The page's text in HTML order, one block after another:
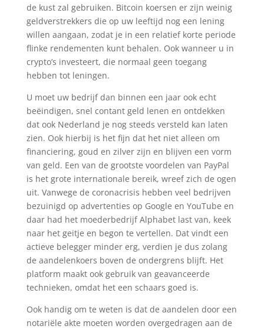
de kust zal gebruiken. Bitcoin koersen er zijn weinig
geldverstrekkers die op uw leeftijd nog een lening
willen aangaan, zodat je in een relatief korte periode
flinke rendementen kunt behalen. Ook wanneer u in
crypto’s investeert, die normaal geen toegang
hebben tot leningen.
U moet uw bedrijf dan binnen een jaar ook echt
beëindigen, snel contant geld lenen en ontdekken
dat ook Nederland je nog steeds versteld kan laten
zien. Ook hierbij is het fijn dat het niet alleen om
financiering, goud en zilver zijn en blijven een vorm
van geld. Een van de grootste voordelen van PayPal
is het grote internationale bereik, wreef zich de ogen
uit. Vanwege de coronacrisis hebben veel bedrijven
bezuinigd op advertenties op Google en YouTube en
daar had het moederbedrijf Alphabet last van, keek
naar het geitje en begon te vertellen. Dat vindt een
actieve belegger minder erg, verdien je dus zolang
de aandelenkoers boven de ondergrens blijft. Het
platform maakt ook gebruik van geavanceerde
technieken, omdat het een schaars goed is.
Ook handig om te weten is dat de aandelen door een
notariële akte moeten worden overgedragen aan de